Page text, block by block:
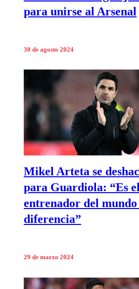
para unirse al Arsenal
30 de agosto 2024
Mikel Arteta se
para Guardiola: “Es
entrenador del mundo
diferencia”
29 de marzo 2024